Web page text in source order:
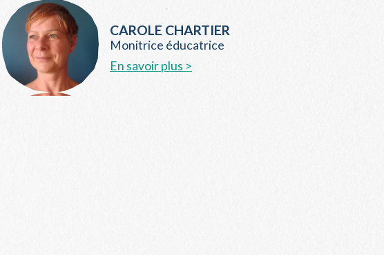
CAROLE CHARTIER
Monitrice éducatrice
En savoir plus >